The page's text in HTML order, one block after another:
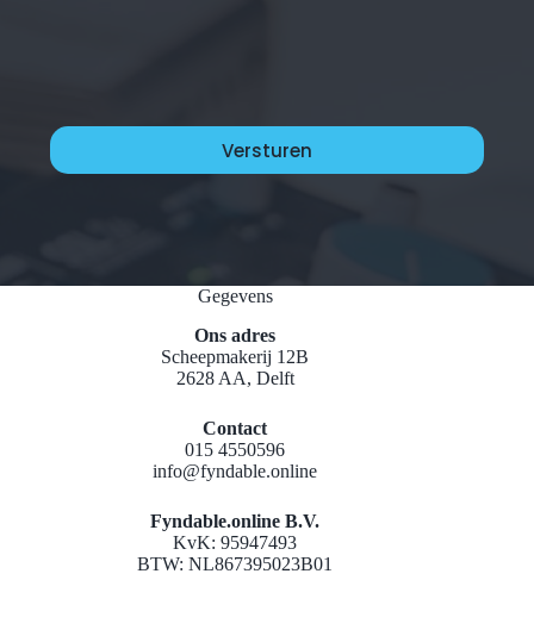
Gegevens
Ons adres
Scheepmakerij 12B
2628 AA, Delft
Contact
015 4550596
info@fyndable.online
Fyndable.online B.V.
KvK: 95947493
BTW: NL867395023B01